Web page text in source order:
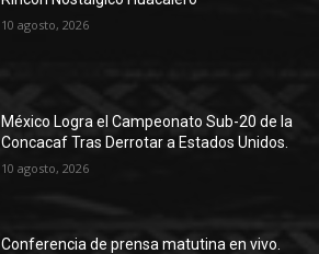
10 agosto, 2026
México Logra el Campeonato Sub-20 de la
Concacaf Tras Derrotar a Estados Unidos.
10 agosto, 2026
Conferencia de prensa matutina en vivo.